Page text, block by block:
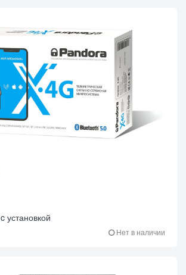
c установкой
Нет в наличии